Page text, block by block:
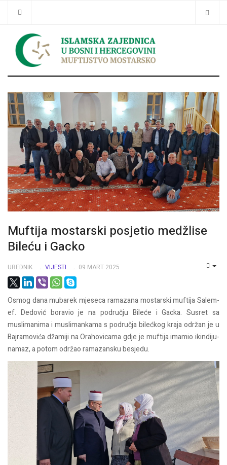
Traži
Muftija mostarski posjetio medžlise
Bileću i Gacko
UREDNIK VIJESTI 09 MART 2025
Osmog dana mubarek mjeseca ramazana mostarski muftija Salem-
ef. Dedović boravio je na području Bileće i Gacka. Susret sa
muslimanima i muslimankama s područja bilećkog kraja održan je u
Bajramovića džamiji na Orahovicama gdje je muftija imamio ikindiju-
namaz, a potom održao ramazansku besjedu.